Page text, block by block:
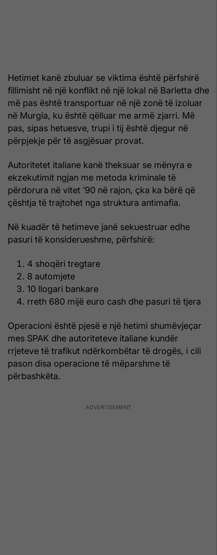
Hetimet kanë zbuluar se viktima është përfshirë
fillimisht në një konflikt në një lokal në Barletta dhe
më pas është transportuar në një zonë të izoluar
në Murgia, ku është qëlluar me armë zjarri. Më
pas, sipas hetuesve, trupi i tij është djegur në
përpjekje për të asgjësuar provat.
Autoritetet italiane kanë theksuar se mënyra e
ekzekutimit ngjan me metoda kriminale të
përdorura në vitet ’90 në rajon, çka ka bërë që
çështja të trajtohet nga struktura antimafia.
Në kuadër të hetimeve janë sekuestruar edhe
pasuri të konsiderueshme, përfshirë:
4 shoqëri tregtare
8 automjete
10 llogari bankare
rreth 680 mijë euro cash dhe pasuri të tjera
Operacioni është pjesë e një hetimi shumëvjeçar
mes SPAK dhe autoriteteve italiane kundër
rrjeteve të trafikut ndërkombëtar të drogës, i cili
pason disa operacione të mëparshme të
përbashkëta.